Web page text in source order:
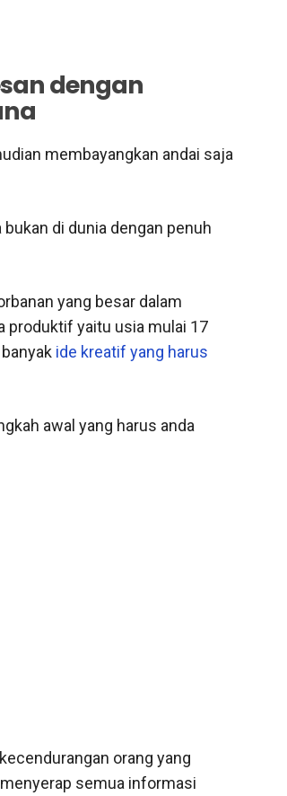
dengan
membayangkan andai saja
bukan di dunia dengan penuh
yang besar dalam
produktif yaitu usia mulai 17
ide kreatif yang harus
awal yang harus anda
orang yang
semua informasi